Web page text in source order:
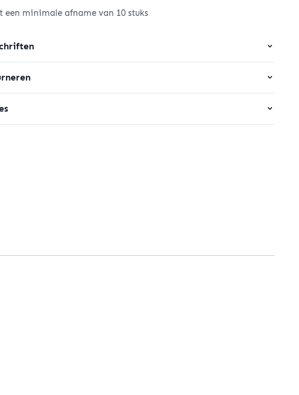
een minimale afname van 10 stuks